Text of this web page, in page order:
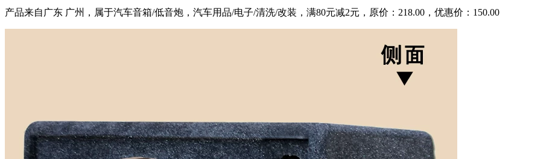
产品来自广东 广州，属于汽车音箱/低音炮，汽车用品/电子/清洗/改装，满80元减2元，原价：218.00，优惠价：150.00